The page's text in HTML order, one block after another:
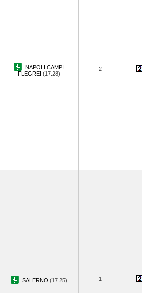
NAPOLI CAMPI
FLEGREI (17.28)
2
SALERNO (17.25) 1